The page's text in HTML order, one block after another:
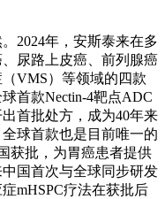
2024年，安斯泰来在多
尿路上皮癌、前列腺癌
VMS）等领域的四款
首款Nectin-4靶点ADC
首批处方，成为40年来
球首款也是目前唯一的
获批，为胃癌患者提供
国首次与全球同步研发
mHSPC疗法在获批后